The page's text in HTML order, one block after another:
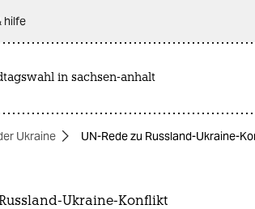
hilfe
in sachsen-anhalt
Ukraine UN-Rede zu Russland-Ukraine-
Ukraine-Konflikt